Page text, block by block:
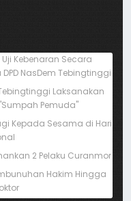
Kebenaran Secara
NasDem Tebingtinggi
Tebingtinggi Laksanakan
Pemuda"
Kepada Sesama di Hari
2 Pelaku Curanmor
Hakim Hingga